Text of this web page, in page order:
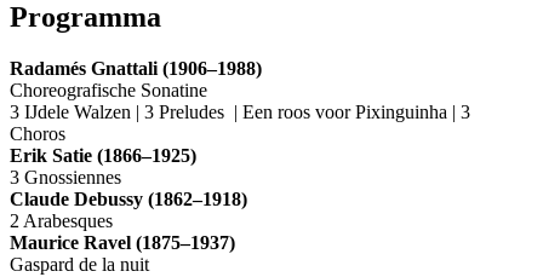
Programma
Radamés Gnattali (1906–1988)
Choreografische Sonatine
3 IJdele Walzen | 3 Preludes | Een roos voor Pixinguinha | 3
Choros
Erik Satie (1866–1925)
3 Gnossiennes
Claude Debussy (1862–1918)
2 Arabesques
Maurice Ravel (1875–1937)
Gaspard de la nuit